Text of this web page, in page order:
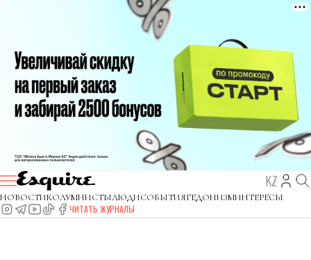
KZ
НОВОСТИКОЛУМНИСТЫЛЮДИСОБЫТИЯГЕДОНИЗМИНТЕРЕСЫ
ЧИТАТЬ ЖУРНАЛЫ